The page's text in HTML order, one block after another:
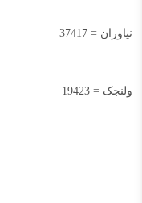
نیاوران = 37417
ولنجک = 19423